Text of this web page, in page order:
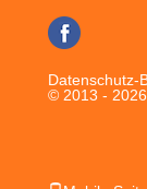
Datenschutz-
© 2013 -